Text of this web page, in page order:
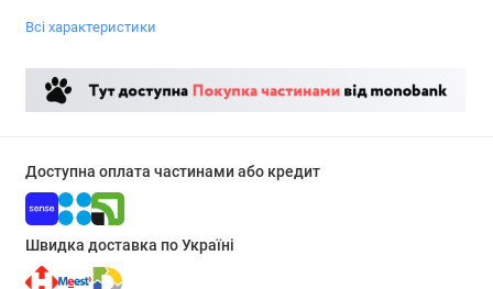
Всі характеристики
Доступна оплата частинами або кредит
Швидка доставка по Україні